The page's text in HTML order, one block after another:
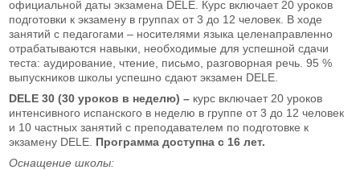
официальной даты экзамена DELE. Курс включает 20 уроков
подготовки к экзамену в группах от 3 до 12 человек. В ходе
занятий с педагогами – носителями языка целенаправленно
отрабатываются навыки, необходимые для успешной сдачи
теста: аудирование, чтение, письмо, разговорная речь. 95 %
выпускников школы успешно сдают экзамен DELE.
DELE 30 (30 уроков в неделю) – курс включает 20 уроков
интенсивного испанского в неделю в группе от 3 до 12 человек
и 10 частных занятий с преподавателем по подготовке к
экзамену DELE. Программа доступна с 16 лет.
Оснащение школы: